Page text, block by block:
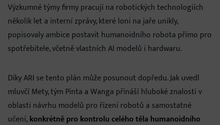
Výzkumné týmy firmy pracují na robotických technologiích
několik let a interní zprávy, které loni na jaře unikly,
popisovaly ambice postavit humanoidního robota přímo pro
spotřebitele, včetně vlastních AI modelů i hardwaru.
Díky ARI se tento plán může posunout dopředu. Jak uvedl
mluvčí Mety, tým Pinta a Wanga přináší hluboké znalosti v
oblasti návrhu modelů pro řízení robotů a samostatné
učení,konkrétně pro kontrolu celého těla humanoidního